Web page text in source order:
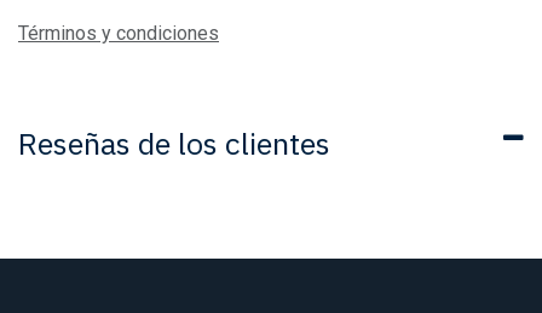
Términos y condiciones
Reseñas de los clientes